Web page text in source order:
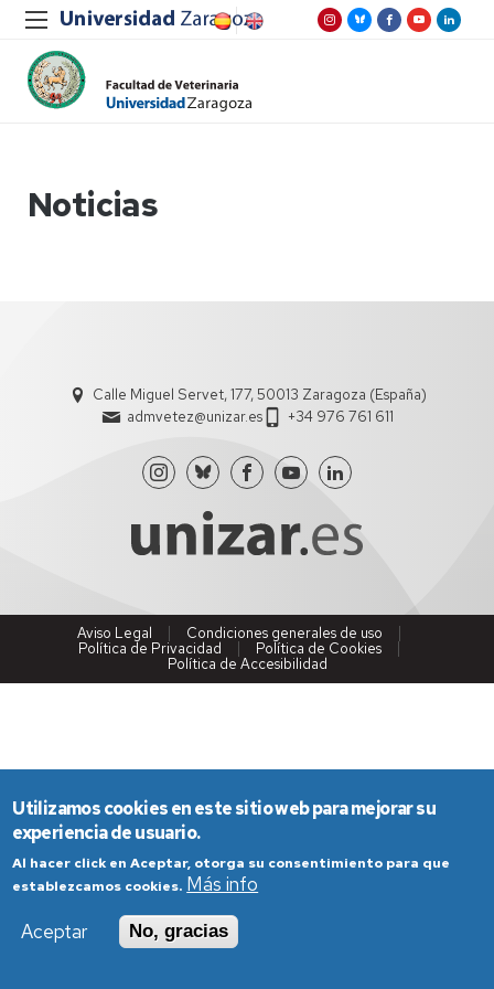
Noticias
Calle Miguel Servet, 177, 50013 Zaragoza (España)
admvetez@unizar.es
+34 976 761 611
Aviso Legal
Condiciones generales de uso
Política de Privacidad
Política de Cookies
Política de Accesibilidad
Utilizamos cookies en este sitio web para mejorar su
experiencia de usuario.
Al hacer click en Aceptar, otorga su consentimiento para que
establezcamos cookies. Más info
Aceptar
No, gracias